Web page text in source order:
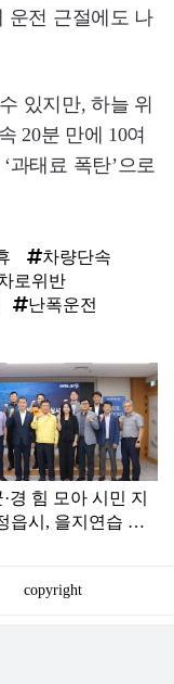
운전 근절에도 나
있지만, 하늘 위
20분 만에 10여
과태료 폭탄’으로
차량단속
로위반
난폭운전
·경 힘 모아 시민 지
읍시, 을지연습 총
copyright